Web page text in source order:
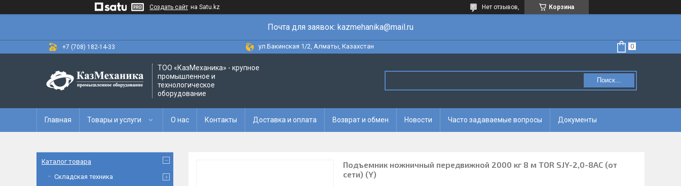
Создать сайт на Satu.kz Корзина
Нет отзывов,
Почта для заявок: kazmehanika@mail.ru
+7 (708) 182-14-33 ул.Бакинская 1/2, Алматы, Казахстан
ТОО «‎КазМеханика» - крупное
промышленное и
технологическое
оборудование
Поиск...
Главная Товары и услуги О нас Контакты Доставка и оплата Возврат и обмен Новости Часто задаваемые вопросы Документы
Подъемник ножничный передвижной 2000 кг 8 м TOR SJY-2,0-8AC (от
сети) (Y)
Каталог товара
Складская техника